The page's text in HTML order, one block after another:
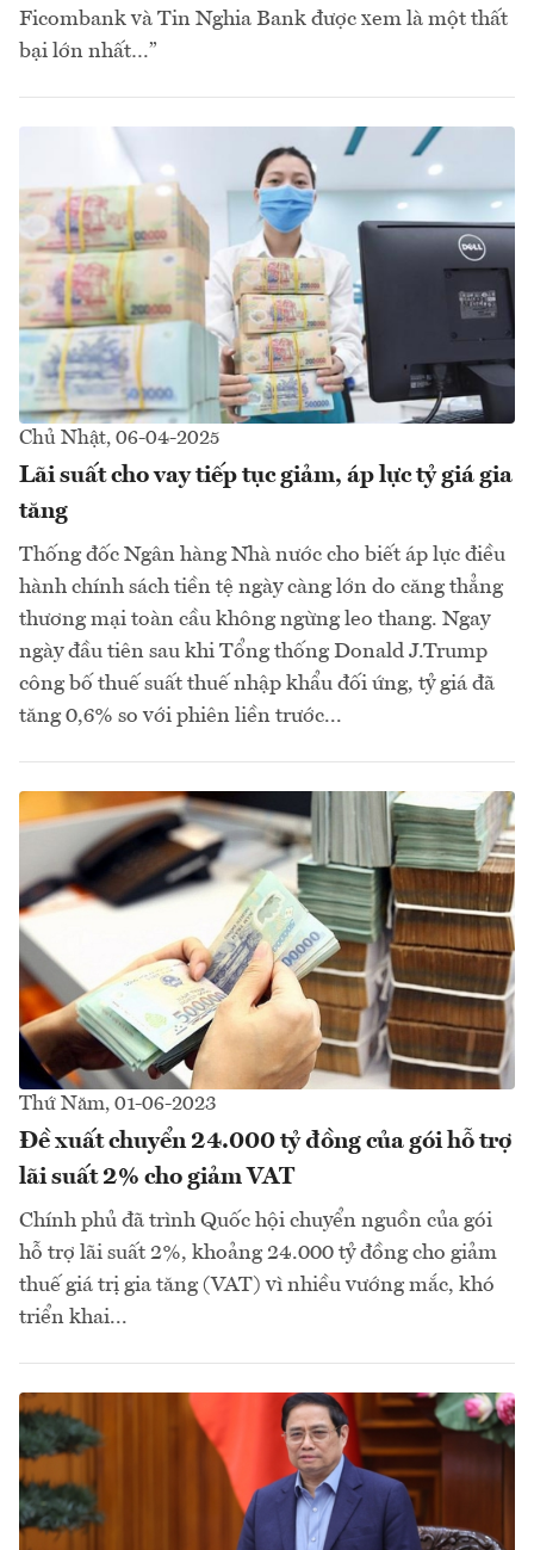
Ficombank và Tin Nghia Bank được xem là một thất
bại lớn nhất…”
Chủ Nhật, 06-04-2025
Lãi suất cho vay tiếp tục giảm, áp lực tỷ giá gia
tăng
Thống đốc Ngân hàng Nhà nước cho biết áp lực điều
hành chính sách tiền tệ ngày càng lớn do căng thẳng
thương mại toàn cầu không ngừng leo thang. Ngay
ngày đầu tiên sau khi Tổng thống Donald J.Trump
công bố thuế suất thuế nhập khẩu đối ứng, tỷ giá đã
tăng 0,6% so với phiên liền trước...
Thứ Năm, 01-06-2023
Đề xuất chuyển 24.000 tỷ đồng của gói hỗ trợ
lãi suất 2% cho giảm VAT
Chính phủ đã trình Quốc hội chuyển nguồn của gói
hỗ trợ lãi suất 2%, khoảng 24.000 tỷ đồng cho giảm
thuế giá trị gia tăng (VAT) vì nhiều vướng mắc, khó
triển khai...